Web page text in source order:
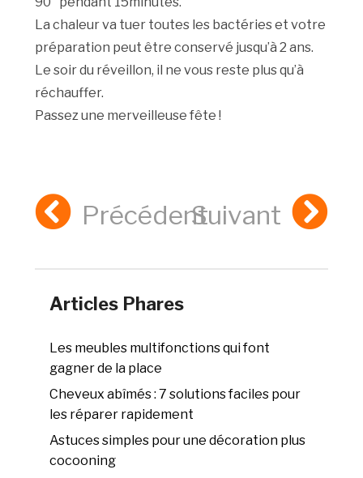
La chaleur va tuer toutes les bactéries et votre
préparation peut être conservé jusqu’à 2 ans.
Le soir du réveillon, il ne vous reste plus qu’à
réchauffer.
Passez une merveilleuse fête !
PrécédentSuivant
Articles Phares
Les meubles multifonctions qui font
gagner de la place
Cheveux abîmés : 7 solutions faciles pour
les réparer rapidement
Astuces simples pour une décoration plus
cocooning